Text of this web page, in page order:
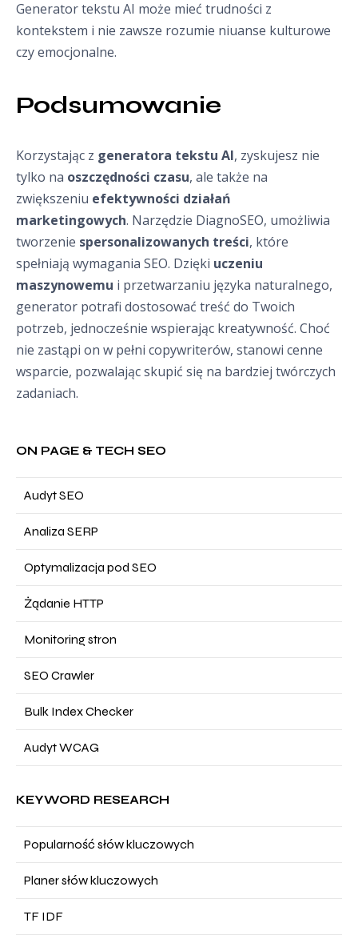
Generator tekstu AI może mieć trudności z
kontekstem i nie zawsze rozumie niuanse kulturowe
czy emocjonalne.
Podsumowanie
Korzystając z generatora tekstu AI, zyskujesz nie
tylko na oszczędności czasu, ale także na
zwiększeniu efektywności działań
marketingowych. Narzędzie DiagnoSEO, umożliwia
tworzenie spersonalizowanych treści, które
spełniają wymagania SEO. Dzięki uczeniu
maszynowemu i przetwarzaniu języka naturalnego,
generator potrafi dostosować treść do Twoich
potrzeb, jednocześnie wspierając kreatywność. Choć
nie zastąpi on w pełni copywriterów, stanowi cenne
wsparcie, pozwalając skupić się na bardziej twórczych
zadaniach.
ON PAGE & TECH SEO
Audyt SEO
Analiza SERP
Optymalizacja pod SEO
Żądanie HTTP
Monitoring stron
SEO Crawler
Bulk Index Checker
Audyt WCAG
KEYWORD RESEARCH
Popularność słów kluczowych
Planer słów kluczowych
TF IDF